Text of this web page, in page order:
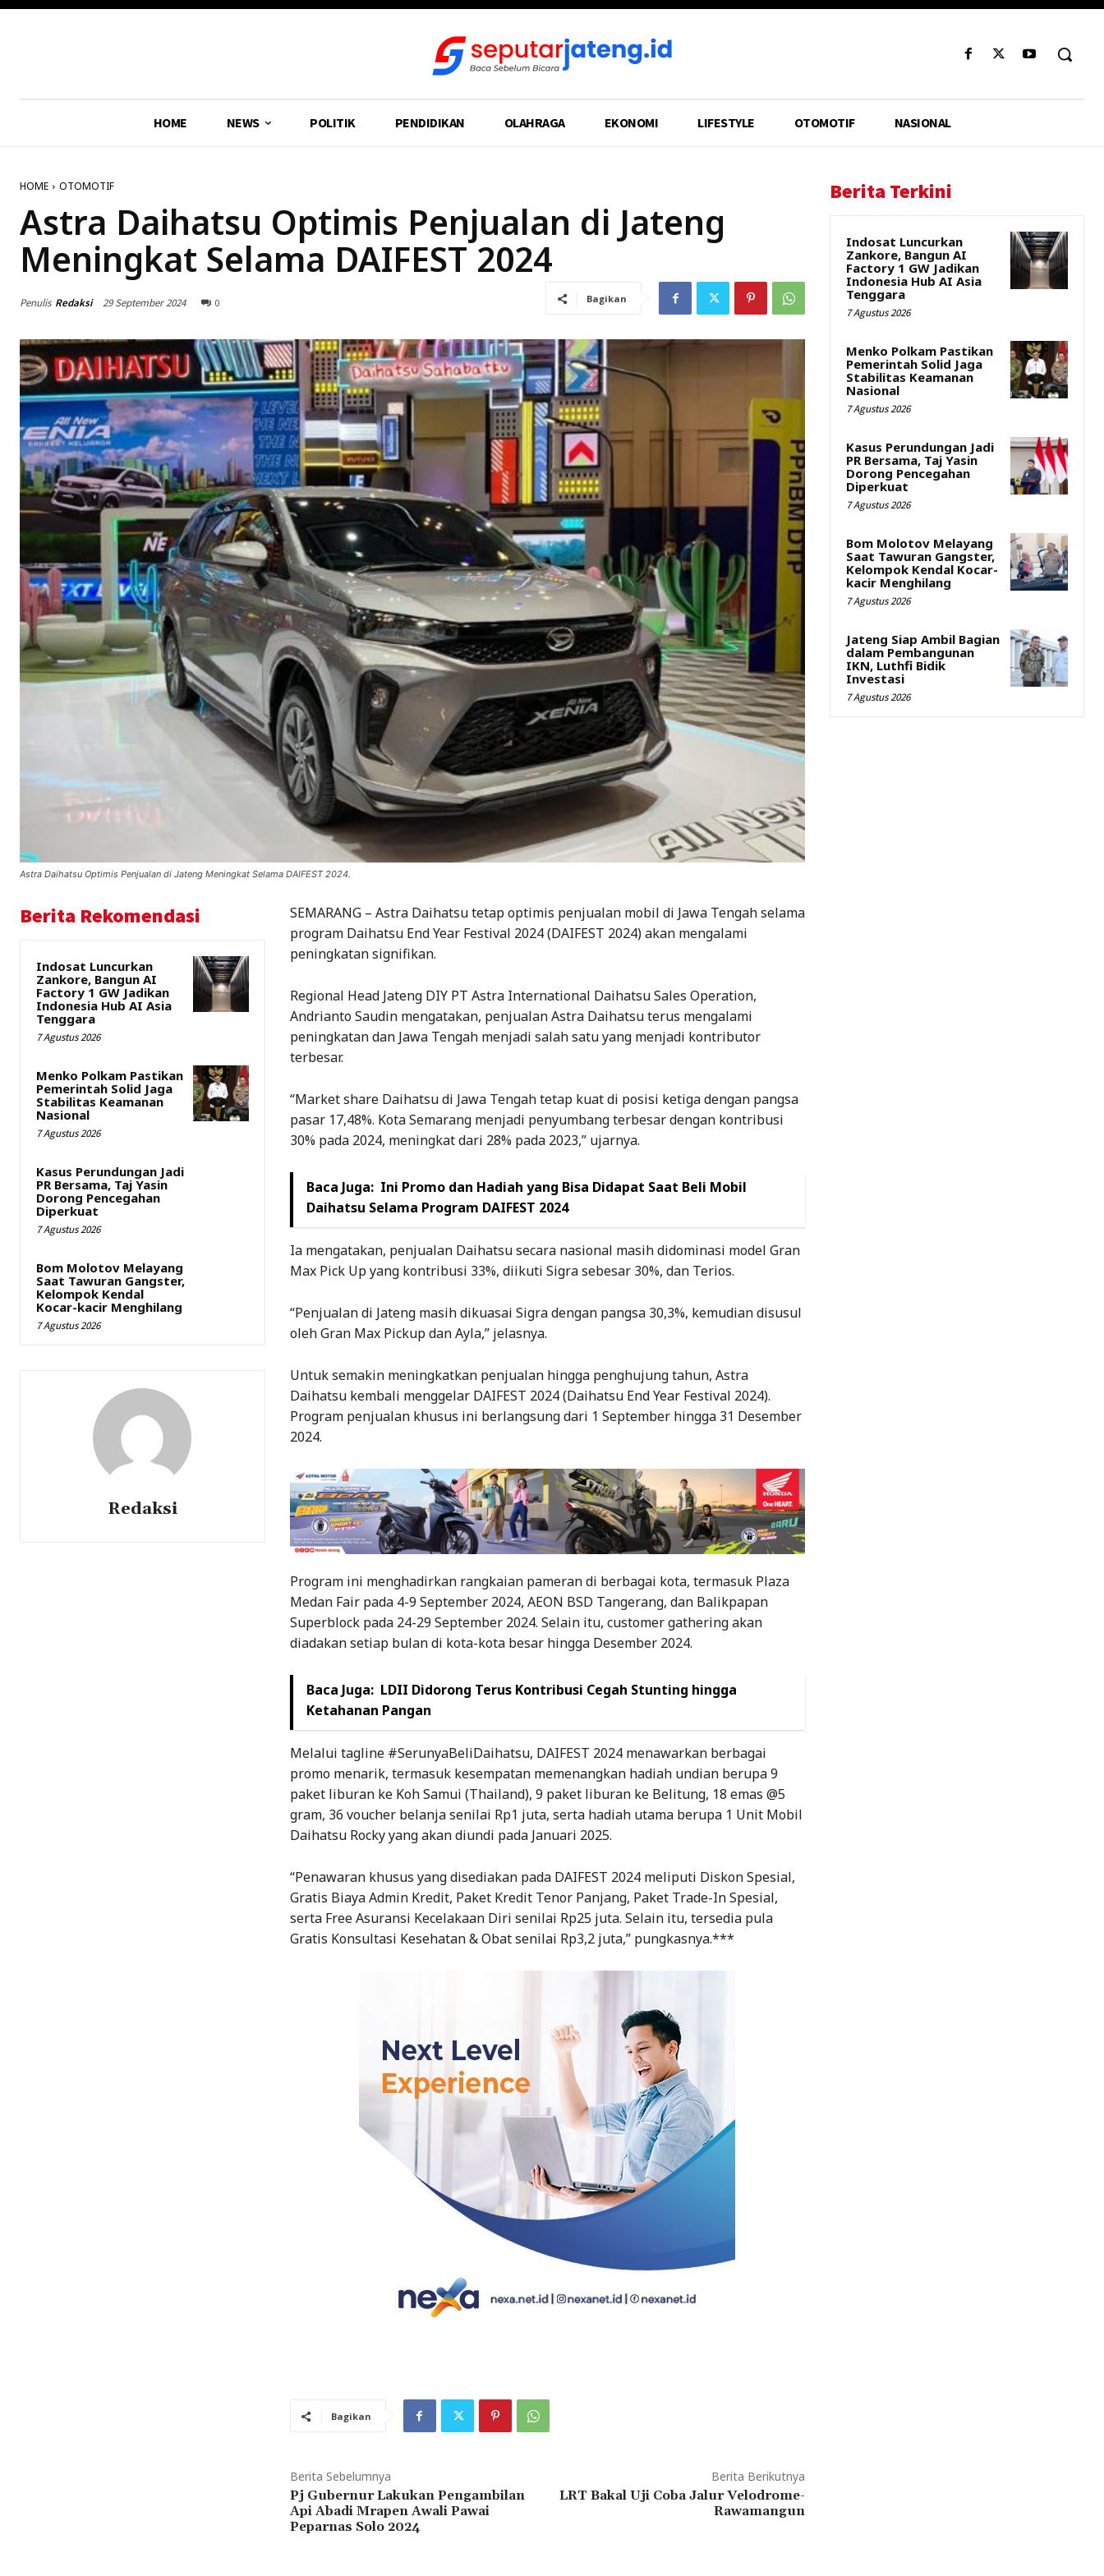
HOME NEWS POLITIK PENDIDIKAN OLAHRAGA EKONOMI LIFESTYLE OTOMOTIF NASIONAL
HOME OTOMOTIF
Astra Daihatsu Optimis Penjualan di Jateng
Meningkat Selama DAIFEST 2024
Penulis Redaksi 29 September 2024 0 Bagikan
Astra Daihatsu Optimis Penjualan di Jateng Meningkat Selama DAIFEST 2024.
Berita Rekomendasi
Indosat Luncurkan
Zankore, Bangun AI
Factory 1 GW Jadikan
Indonesia Hub AI Asia
Tenggara
7 Agustus 2026
Menko Polkam Pastikan
Pemerintah Solid Jaga
Stabilitas Keamanan
Nasional
7 Agustus 2026
Kasus Perundungan Jadi
PR Bersama, Taj Yasin
Dorong Pencegahan
Diperkuat
7 Agustus 2026
Bom Molotov Melayang
Saat Tawuran Gangster,
Kelompok Kendal
Kocar-kacir Menghilang
7 Agustus 2026
Redaksi
SEMARANG – Astra Daihatsu tetap optimis penjualan mobil di Jawa Tengah selama
program Daihatsu End Year Festival 2024 (DAIFEST 2024) akan mengalami
peningkatan signifikan.
Regional Head Jateng DIY PT Astra International Daihatsu Sales Operation,
Andrianto Saudin mengatakan, penjualan Astra Daihatsu terus mengalami
peningkatan dan Jawa Tengah menjadi salah satu yang menjadi kontributor
terbesar.
“Market share Daihatsu di Jawa Tengah tetap kuat di posisi ketiga dengan pangsa
pasar 17,48%. Kota Semarang menjadi penyumbang terbesar dengan kontribusi
30% pada 2024, meningkat dari 28% pada 2023,” ujarnya.
Baca Juga: Ini Promo dan Hadiah yang Bisa Didapat Saat Beli Mobil
Daihatsu Selama Program DAIFEST 2024
Ia mengatakan, penjualan Daihatsu secara nasional masih didominasi model Gran
Max Pick Up yang kontribusi 33%, diikuti Sigra sebesar 30%, dan Terios.
“Penjualan di Jateng masih dikuasai Sigra dengan pangsa 30,3%, kemudian disusul
oleh Gran Max Pickup dan Ayla,” jelasnya.
Untuk semakin meningkatkan penjualan hingga penghujung tahun, Astra
Daihatsu kembali menggelar DAIFEST 2024 (Daihatsu End Year Festival 2024).
Program penjualan khusus ini berlangsung dari 1 September hingga 31 Desember
2024.
Program ini menghadirkan rangkaian pameran di berbagai kota, termasuk Plaza
Medan Fair pada 4-9 September 2024, AEON BSD Tangerang, dan Balikpapan
Superblock pada 24-29 September 2024. Selain itu, customer gathering akan
diadakan setiap bulan di kota-kota besar hingga Desember 2024.
Baca Juga: LDII Didorong Terus Kontribusi Cegah Stunting hingga
Ketahanan Pangan
Melalui tagline #SerunyaBeliDaihatsu, DAIFEST 2024 menawarkan berbagai
promo menarik, termasuk kesempatan memenangkan hadiah undian berupa 9
paket liburan ke Koh Samui (Thailand), 9 paket liburan ke Belitung, 18 emas @5
gram, 36 voucher belanja senilai Rp1 juta, serta hadiah utama berupa 1 Unit Mobil
Daihatsu Rocky yang akan diundi pada Januari 2025.
“Penawaran khusus yang disediakan pada DAIFEST 2024 meliputi Diskon Spesial,
Gratis Biaya Admin Kredit, Paket Kredit Tenor Panjang, Paket Trade-In Spesial,
serta Free Asuransi Kecelakaan Diri senilai Rp25 juta. Selain itu, tersedia pula
Gratis Konsultasi Kesehatan & Obat senilai Rp3,2 juta,” pungkasnya.***
Bagikan
Berita Sebelumnya
Pj Gubernur Lakukan Pengambilan
Api Abadi Mrapen Awali Pawai
Peparnas Solo 2024
Berita Berikutnya
LRT Bakal Uji Coba Jalur Velodrome-
Rawamangun
Berita Terkini
Indosat Luncurkan
Zankore, Bangun AI
Factory 1 GW Jadikan
Indonesia Hub AI Asia
Tenggara
7 Agustus 2026
Menko Polkam Pastikan
Pemerintah Solid Jaga
Stabilitas Keamanan
Nasional
7 Agustus 2026
Kasus Perundungan Jadi
PR Bersama, Taj Yasin
Dorong Pencegahan
Diperkuat
7 Agustus 2026
Bom Molotov Melayang
Saat Tawuran Gangster,
Kelompok Kendal Kocar-
kacir Menghilang
7 Agustus 2026
Jateng Siap Ambil Bagian
dalam Pembangunan
IKN, Luthfi Bidik
Investasi
7 Agustus 2026